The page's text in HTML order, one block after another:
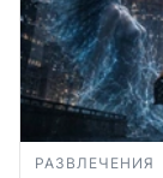
РАЗВЛЕЧЕНИЯ